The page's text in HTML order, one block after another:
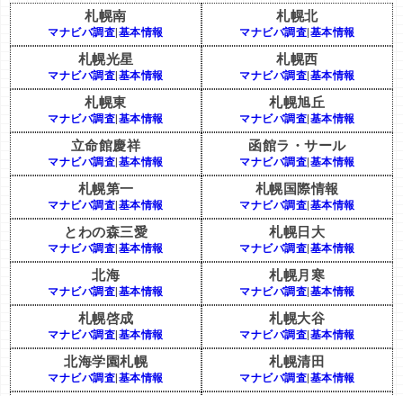
札幌南
マナビバ調査 基本情報
札幌北
マナビバ調査 基本情報
札幌光星
マナビバ調査 基本情報
札幌西
マナビバ調査 基本情報
札幌東
マナビバ調査 基本情報
札幌旭丘
マナビバ調査 基本情報
立命館慶祥
マナビバ調査 基本情報
函館ラ・サール
マナビバ調査 基本情報
札幌第一
マナビバ調査 基本情報
札幌国際情報
マナビバ調査 基本情報
とわの森三愛
マナビバ調査 基本情報
札幌日大
マナビバ調査 基本情報
北海
マナビバ調査 基本情報
札幌月寒
マナビバ調査 基本情報
札幌啓成
マナビバ調査 基本情報
札幌大谷
マナビバ調査 基本情報
北海学園札幌
マナビバ調査 基本情報
札幌清田
マナビバ調査 基本情報